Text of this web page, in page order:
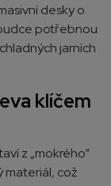
desky o
potřebnou
jarních
klíčem
z „mokrého“
materiál, což